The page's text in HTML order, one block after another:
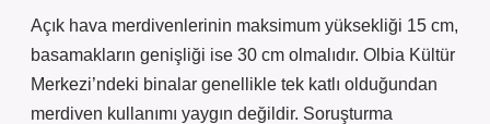
Açık hava merdivenlerinin maksimum yüksekliği 15 cm,
basamakların genişliği ise 30 cm olmalıdır. Olbia Kültür
Merkezi’ndeki binalar genellikle tek katlı olduğundan
merdiven kullanımı yaygın değildir. Soruşturma